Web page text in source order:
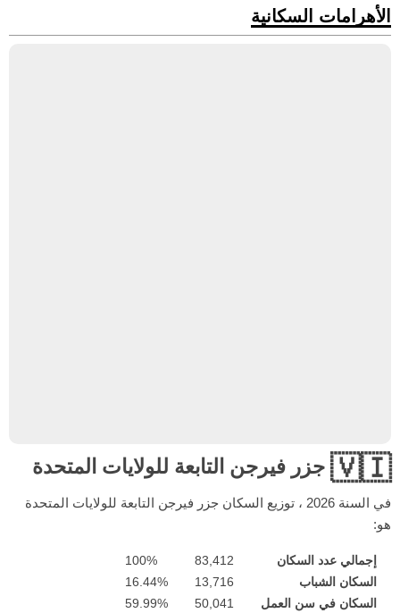
الأهرامات السكانية
🇻🇮 جزر فيرجن التابعة للولايات المتحدة
في السنة 2026 ، توزيع السكان جزر فيرجن التابعة للولايات المتحدة
هو:
إجمالي عدد السكان 83,412
100%
السكان الشباب
13,716
16.44%
السكان في سن العمل
50,041
59.99%